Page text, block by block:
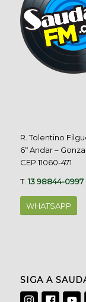
R. Tolentino
6º Andar –
CEP 11060-471
T.13 98844-0997
WHATSAPP
SIGA A